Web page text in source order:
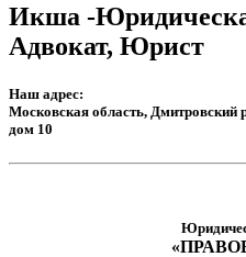
Икша -
Адвокат, Юрист
Наш адрес:
Московская область,
дом 10